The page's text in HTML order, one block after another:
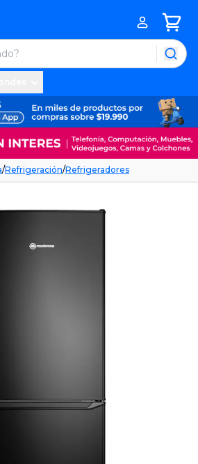
/Refrigeración/Refrigeradores